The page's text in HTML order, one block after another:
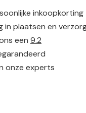
inkoopkorting
plaatsen en
een 9.2
onze experts